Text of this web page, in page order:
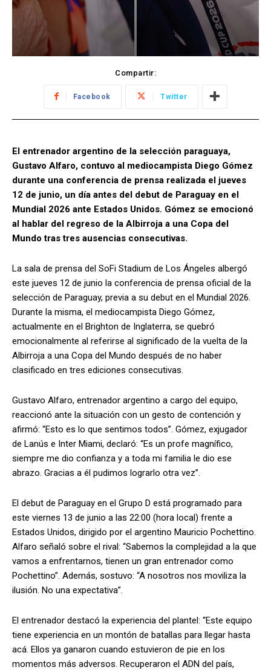
Compartir:
Facebook Twitter
El entrenador argentino de la selección paraguaya,
Gustavo Alfaro, contuvo al mediocampista Diego Gómez
durante una conferencia de prensa realizada el jueves
12 de junio, un día antes del debut de Paraguay en el
Mundial 2026 ante Estados Unidos. Gómez se emocionó
al hablar del regreso de la Albirroja a una Copa del
Mundo tras tres ausencias consecutivas.
La sala de prensa del SoFi Stadium de Los Ángeles albergó
este jueves 12 de junio la conferencia de prensa oficial de la
selección de Paraguay, previa a su debut en el Mundial 2026.
Durante la misma, el mediocampista Diego Gómez,
actualmente en el Brighton de Inglaterra, se quebró
emocionalmente al referirse al significado de la vuelta de la
Albirroja a una Copa del Mundo después de no haber
clasificado en tres ediciones consecutivas.
Gustavo Alfaro, entrenador argentino a cargo del equipo,
reaccionó ante la situación con un gesto de contención y
afirmó: “Esto es lo que sentimos todos”. Gómez, exjugador
de Lanús e Inter Miami, declaró: “Es un profe magnífico,
siempre me dio confianza y a toda mi familia le dio ese
abrazo. Gracias a él pudimos lograrlo otra vez”.
El debut de Paraguay en el Grupo D está programado para
este viernes 13 de junio a las 22:00 (hora local) frente a
Estados Unidos, dirigido por el argentino Mauricio Pochettino.
Alfaro señaló sobre el rival: “Sabemos la complejidad a la que
vamos a enfrentarnos, tienen un gran entrenador como
Pochettino”. Además, sostuvo: “A nosotros nos moviliza la
ilusión. No una expectativa”.
El entrenador destacó la experiencia del plantel: “Este equipo
tiene experiencia en un montón de batallas para llegar hasta
acá. Ellos ya ganaron cuando estuvieron de pie en los
momentos más adversos. Recuperaron el ADN del país,